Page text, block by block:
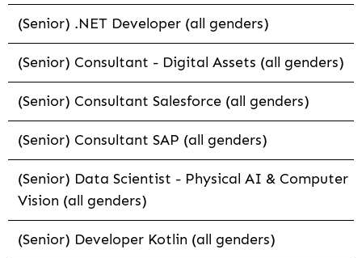
(Senior) .NET Developer (all genders)
(Senior) Consultant - Digital Assets (all genders)
(Senior) Consultant Salesforce (all genders)
(Senior) Consultant SAP (all genders)
(Senior) Data Scientist - Physical AI & Computer
Vision (all genders)
(Senior) Developer Kotlin (all genders)